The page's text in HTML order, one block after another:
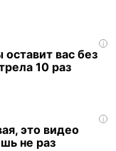
i
вас без
10 раз
i
это видео
не раз